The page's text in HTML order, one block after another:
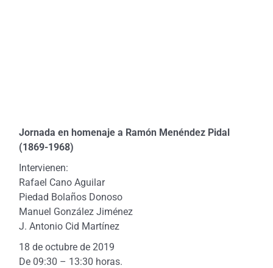
Jornada en homenaje a Ramón Menéndez Pidal
(1869-1968)
Intervienen:
Rafael Cano Aguilar
Piedad Bolaños Donoso
Manuel González Jiménez
J. Antonio Cid Martínez
18 de octubre de 2019
De 09:30 – 13:30 horas.